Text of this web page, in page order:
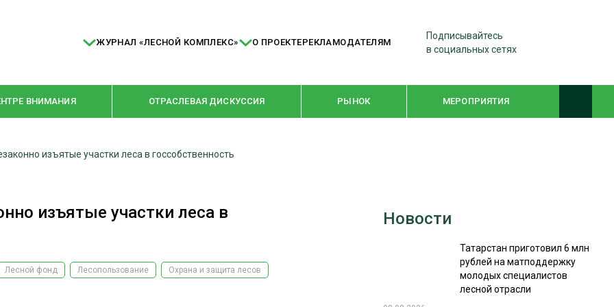
ЖУРНАЛ «ЛЕСНОЙ КОМПЛЕКС» О ПРОЕКТЕРЕКЛАМОДАТЕЛЯМ
Подписывайтесь
в социальных сетях
ВНИМАНИЯ ОТРАСЛЕВАЯ ДИСКУССИЯ РЫНОК МЕРОПРИЯТИЯ
РУБРИКИ
КРУПНЫМ ПЛАНОМ
В ЦЕНТРЕ ВНИМАНИЯ
WOODEX-2021
СУШКА ДРЕВЕСИНЫ
изъятые участки леса в госсобственность
изъятые участки леса в
Лесной фонд Лесопользование Охрана и защита лесов
Новости
Татарстан приготовил 6 млн
рублей на матподдержку
молодых специалистов
лесной отрасли